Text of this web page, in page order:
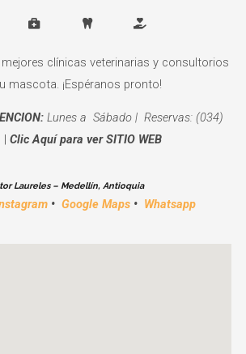
clínicas veterinarias y consultorios
mascota. ¡Espéranos pronto!
Lunes a Sábado | Reservas: (034)
Clic Aquí para ver SITIO WEB
Laureles – Medellín, Antioquia
• Google Maps • Whatsapp